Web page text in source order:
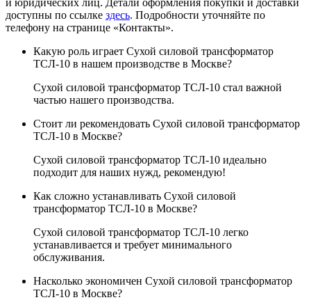
доступны по ссылке здесь. Подробности уточняйте по
телефону на странице «Контакты».
Какую роль играет Сухой силовой трансформатор
ТСЛ-10 в нашем производстве в Москве?
Сухой силовой трансформатор ТСЛ-10 стал важной
частью нашего производства.
Стоит ли рекомендовать Сухой силовой трансформатор
ТСЛ-10 в Москве?
Сухой силовой трансформатор ТСЛ-10 идеально
подходит для наших нужд, рекомендую!
Как сложно устанавливать Сухой силовой
трансформатор ТСЛ-10 в Москве?
Сухой силовой трансформатор ТСЛ-10 легко
устанавливается и требует минимального
обслуживания.
Насколько экономичен Сухой силовой трансформатор
ТСЛ-10 в Москве?